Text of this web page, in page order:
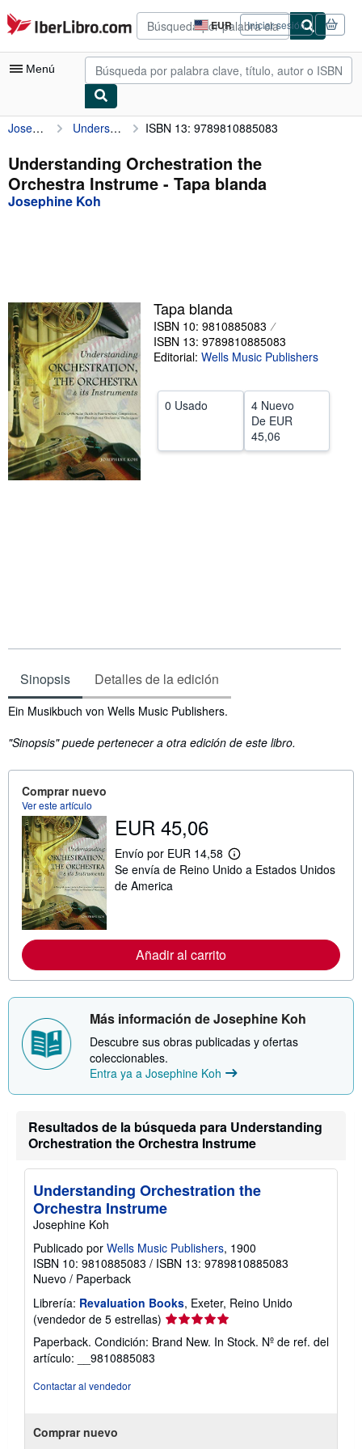
Pasar al contenido principal
IberLibro.com EUR
Preferencias
de
compra
del
Iniciar sesión
Menú
Mi cuenta
Consultar mis pedidos
Búsqueda avanzada
Vendedores
Comenzar a vender
Ayuda
Josephine Koh Understanding Orchestration the Orchestra Instrume ISBN 13: 9789810885083
Understanding Orchestration the
Orchestra Instrume - Tapa blanda
Josephine Koh
Tapa blanda
ISBN 10: 9810885083
ISBN 13: 9789810885083
Editorial: Wells Music Publishers
0 Usado
4 Nuevo
De EUR
45,06
Sinopsis Detalles de la edición
Sinopsis
Ein Musikbuch von Wells Music Publishers.
"Sinopsis" puede pertenecer a otra edición de este libro.
Comprar nuevo
Ver este artículo
EUR 45,06
Envío por EUR 14,58
M
á
r
a
c
n
o
e
t
r
a
s
n
v
í
Se envía de Reino Unido a Estados Unidos
de America
Añadir al carrito
Más información de Josephine Koh
Descubre sus obras publicadas y ofertas
coleccionables.
Entra ya a Josephine Koh
Resultados de la búsqueda para Understanding
Orchestration the Orchestra Instrume
Understanding Orchestration the
Orchestra Instrume
Josephine Koh
Publicado por Wells Music Publishers, 1900
ISBN 10: 9810885083 / ISBN 13: 9789810885083
Nuevo / Paperback
Librería: Revaluation Books, Exeter, Reino Unido
(vendedor de 5 estrellas) Calificación
vendedor:
Paperback. Condición: Brand New. In Stock. Nº de ref. del
artículo: __9810885083
Contactar al vendedor
Comprar nuevo